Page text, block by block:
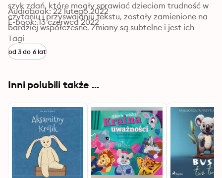
szyk zdań, które mogły sprawiać dzieciom trudność w
czytaniu i przyswajaniu tekstu, zostały zamienione na
bardziej współczesne. Zmiany są subtelne i jest ich
niewiele, ale uczynią one lekturę bardziej przystępną i
zrozumiałą, tak aby dziś nadal czytało się ją równie
przyjemnie, jak w dniu pierwszego wydania.
Audiobook: 22 lutego 2022
E-book: 13 czerwca 2022
Tagi
od 3 do 6 lat
Inni polubili także ...